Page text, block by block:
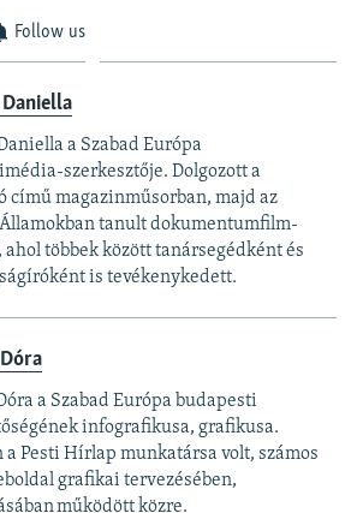
Follow us
a Szabad Európa
szerkesztője. Dolgozott a
című magazinműsorban, majd az
tanult dokumentumfilm-
ahol többek között tanársegédként és
is tevékenykedett.
a Szabad Európa budapesti
infografikusa, grafikusa.
a Pesti Hírlap munkatársa volt, számos
grafikai tervezésében,
működött közre.